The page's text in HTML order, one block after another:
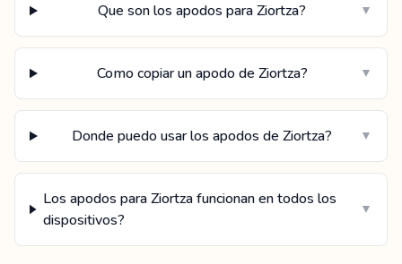
Que son los apodos para Ziortza? ▼
Como copiar un apodo de Ziortza? ▼
Donde puedo usar los apodos de Ziortza? ▼
Los apodos para Ziortza funcionan en todos los
dispositivos?
▼